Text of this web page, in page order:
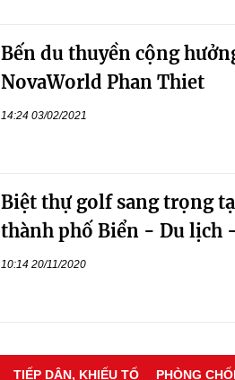
Bến du thuyền cộng
NovaWorld Phan Thiet
14:24 03/02/2021
Biệt thự golf sang trọng
thành phố Biển - Du lịch
10:14 20/11/2020
TIẾP DÂN, KHIẾU TỐ PHÒNG